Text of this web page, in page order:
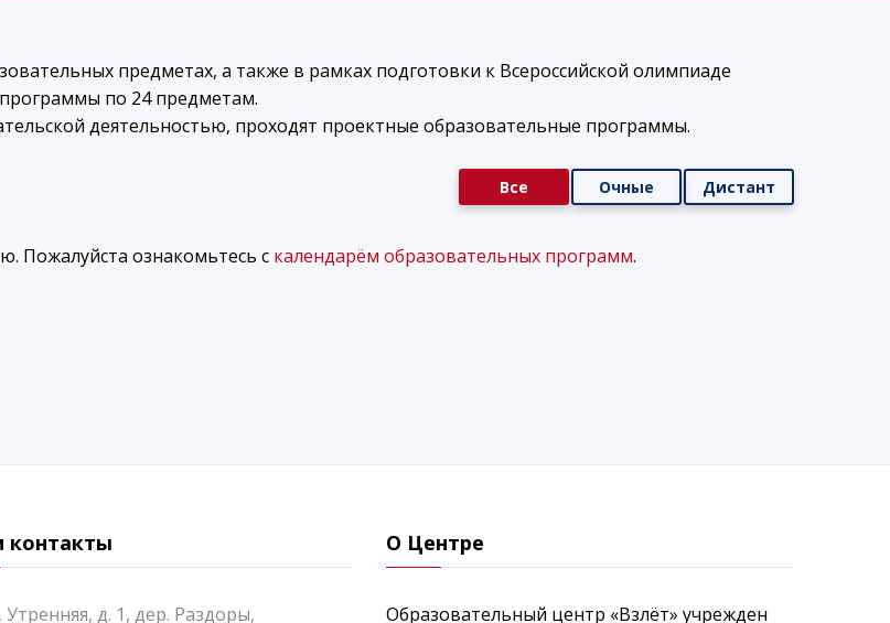
предметах, а также в рамках подготовки к Всероссийской олимпиаде
по 24 предметам.
деятельностью, проходят проектные образовательные программы.
Все Очные Дистант
Пожалуйста ознакомьтесь с календарём образовательных программ.
контакты
Утренняя, д. 1, дер. Раздоры,
О Центре
Образовательный центр «Взлёт» учрежден